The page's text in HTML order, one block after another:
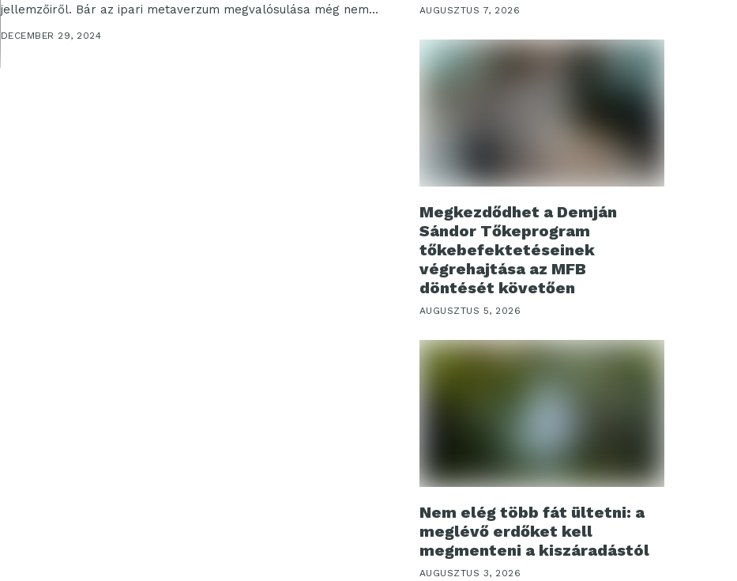
jellemzőiről. Bár az ipari metaverzum megvalósulása még nem a
DECEMBER 29, 2024
AUGUSZTUS 7, 2026
Megkezdődhet a Demján
Sándor Tőkeprogram
tőkebefektetéseinek
végrehajtása az MFB
döntését követően
AUGUSZTUS 5, 2026
Nem elég több fát ültetni: a
meglévő erdőket kell
megmenteni a kiszáradástól
AUGUSZTUS 3, 2026